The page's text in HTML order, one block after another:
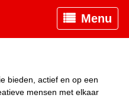
Menu
bieden, actief en op een
mensen met elkaar